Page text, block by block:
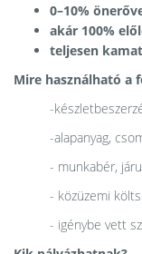
0–10%
akár 100%
teljesen
Mire használható a
-
-alapanyag,
- munkabér,
- közüzemi
- igénybe vett